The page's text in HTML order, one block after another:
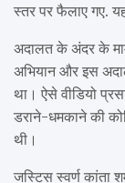
स्तर पर फैलाए गए.
अदालत के अंदर के
अभियान और इस
था। ऐसे वीडियो
डराने-धमकाने की
थी।
जस्टिस स्वर्ण कांता